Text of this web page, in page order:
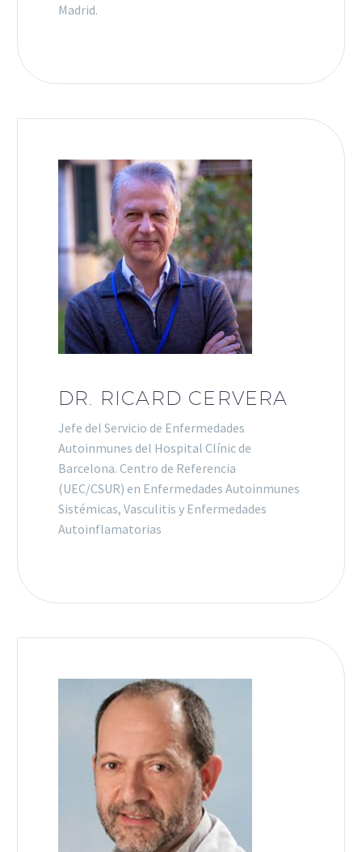
Madrid.
DR. RICARD CERVERA
Jefe del Servicio de Enfermedades
Autoinmunes del Hospital Clínic de
Barcelona. Centro de Referencia
(UEC/CSUR) en Enfermedades Autoinmunes
Sistémicas, Vasculitis y Enfermedades
Autoinflamatorias